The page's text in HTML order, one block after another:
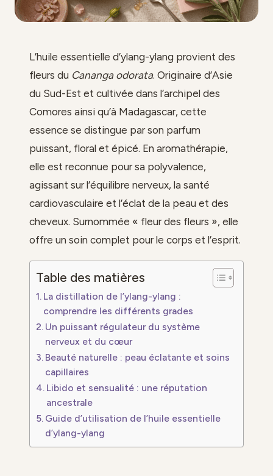
L’huile essentielle d’ylang-ylang provient des
fleurs du Cananga odorata. Originaire d’Asie
du Sud-Est et cultivée dans l’archipel des
Comores ainsi qu’à Madagascar, cette
essence se distingue par son parfum
puissant, floral et épicé. En aromathérapie,
elle est reconnue pour sa polyvalence,
agissant sur l’équilibre nerveux, la santé
cardiovasculaire et l’éclat de la peau et des
cheveux. Surnommée « fleur des fleurs », elle
offre un soin complet pour le corps et l’esprit.
Table des matières
La distillation de l’ylang-ylang :
comprendre les différents grades
Un puissant régulateur du système
nerveux et du cœur
Beauté naturelle : peau éclatante et soins
capillaires
Libido et sensualité : une réputation
ancestrale
Guide d’utilisation de l’huile essentielle
d’ylang-ylang